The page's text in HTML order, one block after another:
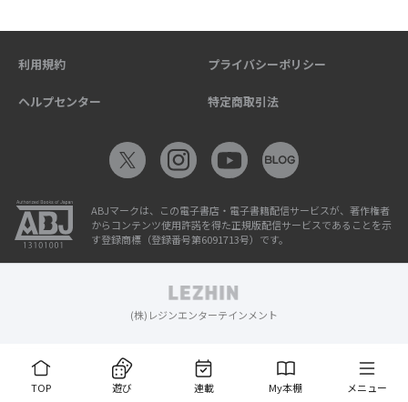
TOP 遊び 連載 My本棚 メニュー
利用規約 プライバシーポリシー
ヘルプセンター 特定商取引法
ABJマークは、この電子書店・電子書籍配信サービスが、著作権者
からコンテンツ使用許諾を得た正規版配信サービスであることを示
す登録商標（登録番号第6091713号）です。
(株)レジンエンターテインメント